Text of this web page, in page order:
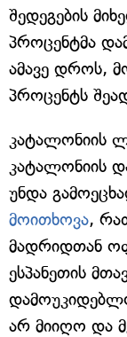
შედეგების
პროცენტმა
ამავე დროს,
პროცენტს
კატალონიის
კატალონიის
უნდა
მოითხოვა,
მადრიდთან
ესპანეთის
არ მიიღო და